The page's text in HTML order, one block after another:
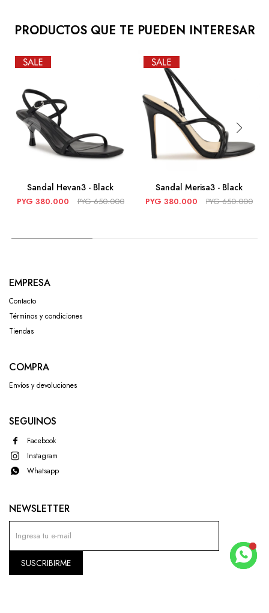
PRODUCTOS QUE TE PUEDEN INTERESAR
Sandal Hevan3 - Black
PYG 380.000 PYG 650.000
Sandal Merisa3 - Black
PYG 380.000 PYG 650.000
EMPRESA
Contacto
Términos y condiciones
Tiendas
COMPRA
Envíos y devoluciones
SEGUINOS
Facebook
Instagram
Whatsapp
NEWSLETTER
SUSCRIBIRME